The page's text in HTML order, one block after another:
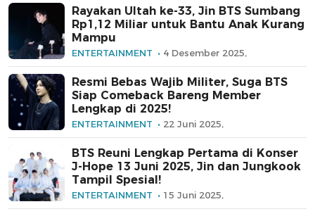
Rayakan Ultah ke-33, Jin BTS Sumbang
Rp1,12 Miliar untuk Bantu Anak Kurang
Mampu
ENTERTAINMENT 4 Desember 2025,
Resmi Bebas Wajib Militer, Suga BTS
Siap Comeback Bareng Member
Lengkap di 2025!
ENTERTAINMENT 22 Juni 2025,
BTS Reuni Lengkap Pertama di Konser
J-Hope 13 Juni 2025, Jin dan Jungkook
Tampil Spesial!
ENTERTAINMENT 15 Juni 2025,